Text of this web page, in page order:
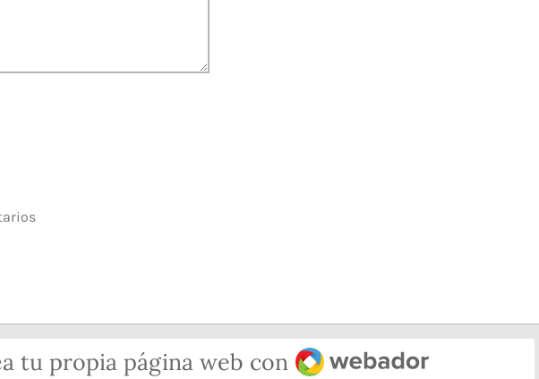
tu propia página web con Webador